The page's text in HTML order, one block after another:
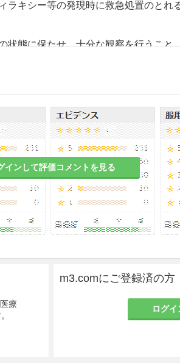
キシー等の発現時に救急処置のとれ
態に保たせ、十分な観察を行うこと。
プリック）又は切皮（スクラッチ）法
ましい。
エキス投与に際して注意すること。
投与中の患者
与されたときに、本剤による反応（ア
る。
ルギー反応の処置のためにアドレナリ
通常の用量では十分発現しないことが
びモノアミンオキシダーゼ阻害薬（
反応の処置のためにアドレナリンを投
れることがある。
インして評価コメントを見る
療
m3.comにご登録済の方
ログイ